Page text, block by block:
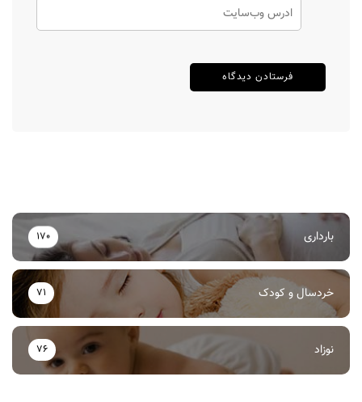
بارداری 170
خردسال و کودک 71
نوزاد 76